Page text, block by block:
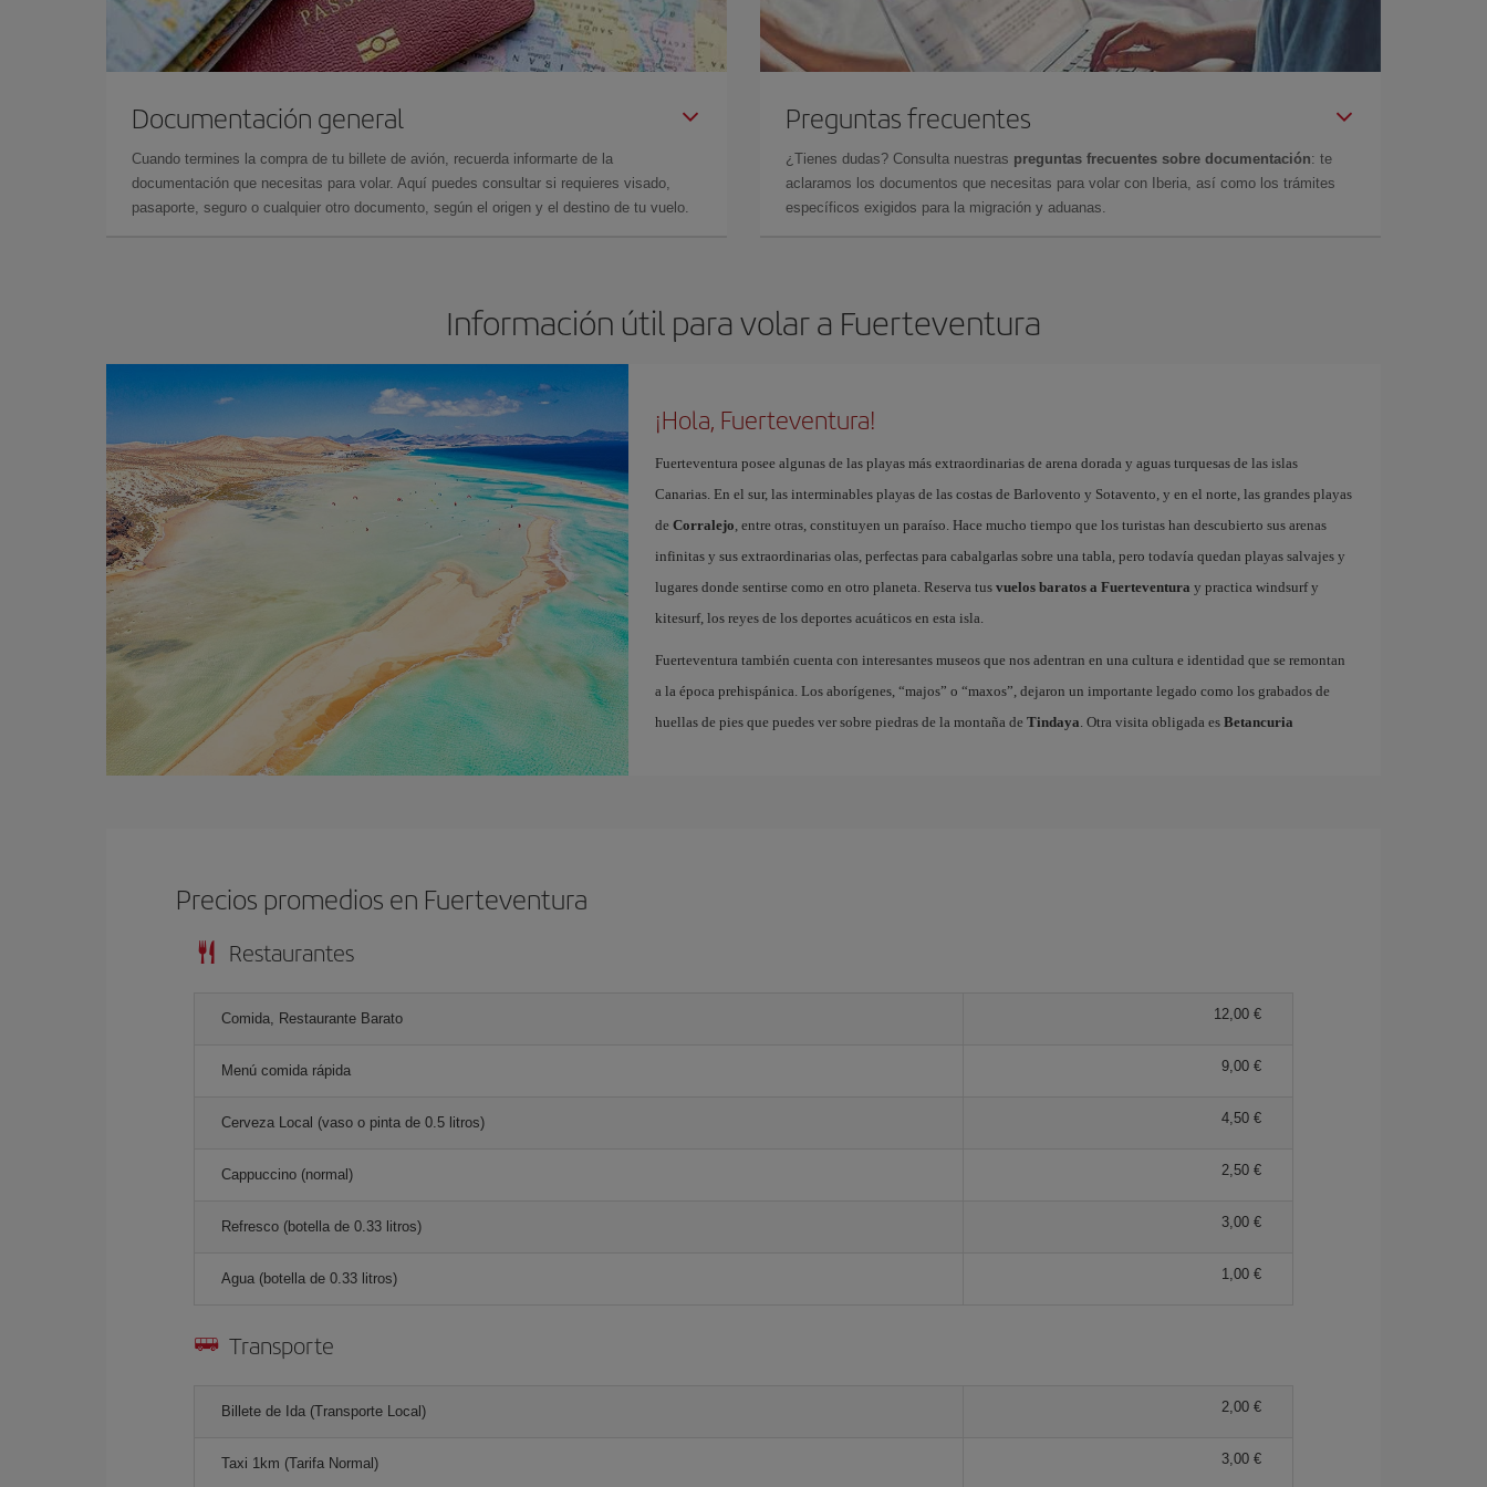
Documentación general
Cuando termines la compra de tu billete de avión, recuerda informarte de la
documentación que necesitas para volar. Aquí puedes consultar si requieres visado,
pasaporte, seguro o cualquier otro documento, según el origen y el destino de tu vuelo.
Preguntas frecuentes
¿Tienes dudas? Consulta nuestras preguntas frecuentes sobre documentación: te
aclaramos los documentos que necesitas para volar con Iberia, así como los trámites
específicos exigidos para la migración y aduanas.
Información útil para volar a Fuerteventura
¡Hola, Fuerteventura!
Fuerteventura posee algunas de las playas más extraordinarias de arena dorada y aguas turquesas de las islas
Canarias. En el sur, las interminables playas de las costas de Barlovento y Sotavento, y en el norte, las grandes playas
de Corralejo, entre otras, constituyen un paraíso. Hace mucho tiempo que los turistas han descubierto sus arenas
infinitas y sus extraordinarias olas, perfectas para cabalgarlas sobre una tabla, pero todavía quedan playas salvajes y
lugares donde sentirse como en otro planeta. Reserva tus vuelos baratos a Fuerteventura y practica windsurf y
kitesurf, los reyes de los deportes acuáticos en esta isla.
Fuerteventura también cuenta con interesantes museos que nos adentran en una cultura e identidad que se remontan
a la época prehispánica. Los aborígenes, “majos” o “maxos”, dejaron un importante legado como los grabados de
huellas de pies que puedes ver sobre piedras de la montaña de Tindaya. Otra visita obligada es Betancuria
Precios promedios en Fuerteventura
Restaurantes
Comida, Restaurante Barato 12,00 €
Menú comida rápida 9,00 €
Cerveza Local (vaso o pinta de 0.5 litros) 4,50 €
Cappuccino (normal) 2,50 €
Refresco (botella de 0.33 litros) 3,00 €
Agua (botella de 0.33 litros) 1,00 €
Transporte
Billete de Ida (Transporte Local) 2,00 €
Taxi 1km (Tarifa Normal) 3,00 €